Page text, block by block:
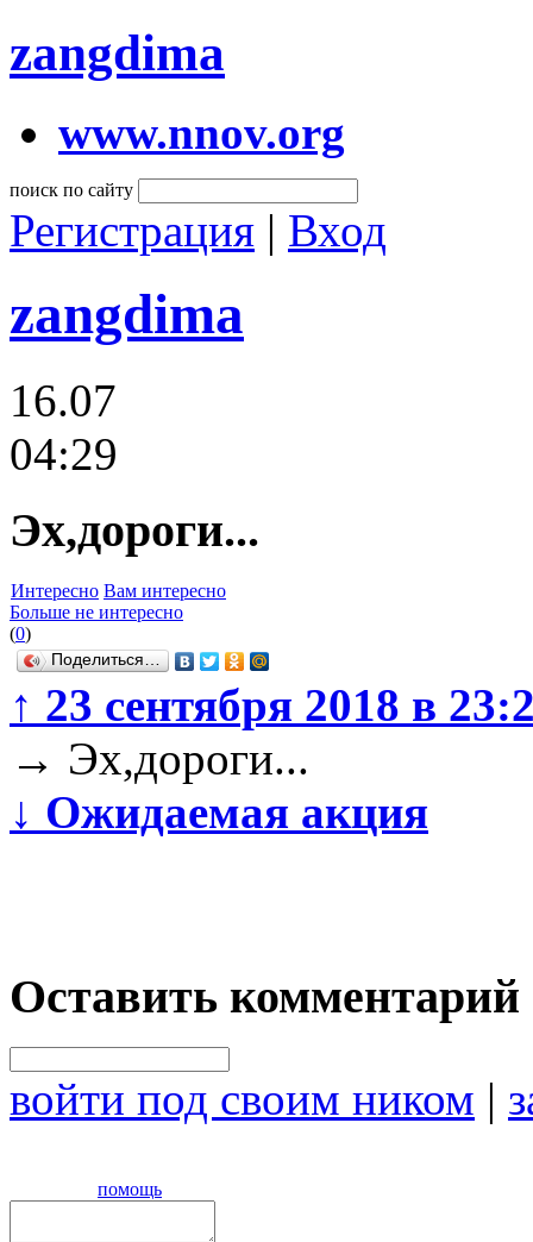
zangdima
www.nnov.org
поиск по сайту
Регистрация | Вход
zangdima
16.07
04:29
Эх,дороги...
Интересно Вам интересно
Больше не интересно
(0)
Поделиться…
↑ 23 сентября 2018 в
→ Эх,дороги...
↓ Ожидаемая акция
Оставить комментарий
войти под своим ником |
помощь